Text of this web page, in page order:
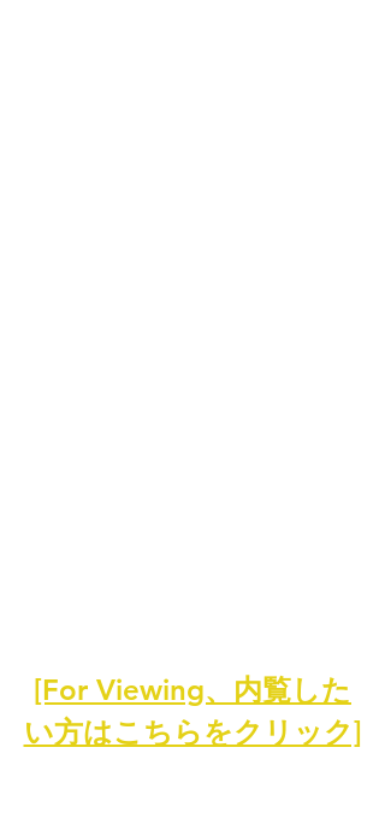
[For Viewing、内覧した
い方はこちらをクリック]